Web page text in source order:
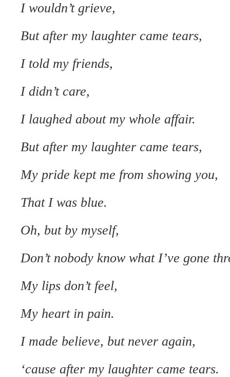
I wouldn’t grieve,
But after my laughter came tears,
I told my friends,
I didn’t care,
I laughed about my whole affair.
But after my laughter came tears,
My pride kept me from showing you,
That I was blue.
Oh, but by myself,
Don’t nobody know what I’ve gone
My lips don’t feel,
My heart in pain.
I made believe, but never again,
‘cause after my laughter came tears.